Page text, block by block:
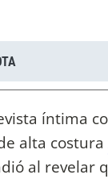
íntima
alta costura
al revelar